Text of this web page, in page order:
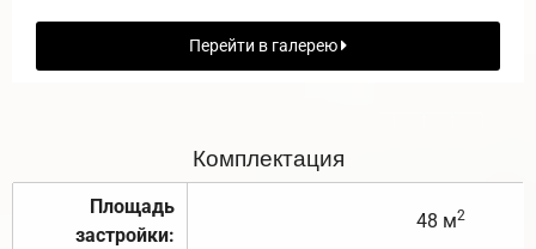
Перейти в галерею
Комплектация
Площадь
застройки:
48 м2